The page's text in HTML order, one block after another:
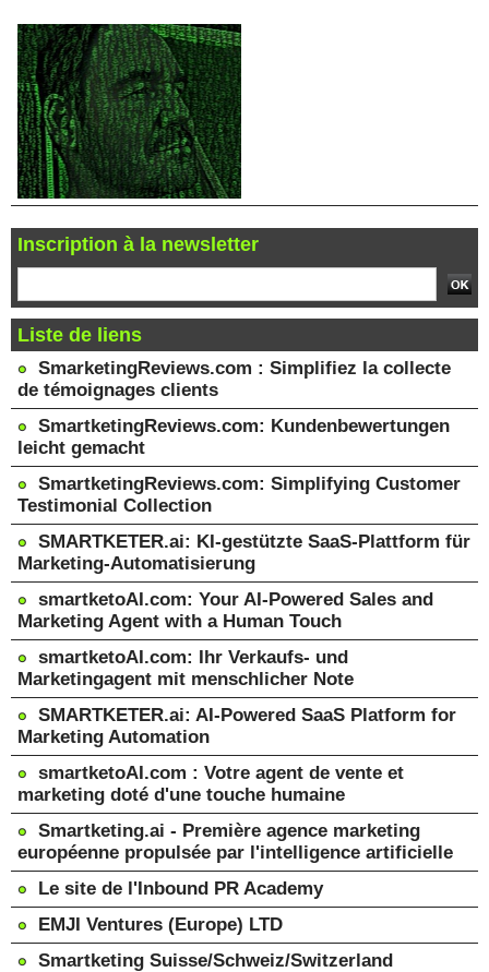
Inscription à la newsletter
Liste de liens
SmarketingReviews.com : Simplifiez la collecte
de témoignages clients
SmartketingReviews.com: Kundenbewertungen
leicht gemacht
SmartketingReviews.com: Simplifying Customer
Testimonial Collection
SMARTKETER.ai: KI-gestützte SaaS-Plattform für
Marketing-Automatisierung
smartketoAI.com: Your AI-Powered Sales and
Marketing Agent with a Human Touch
smartketoAI.com: Ihr Verkaufs- und
Marketingagent mit menschlicher Note
SMARTKETER.ai: AI-Powered SaaS Platform for
Marketing Automation
smartketoAI.com : Votre agent de vente et
marketing doté d'une touche humaine
Smartketing.ai - Première agence marketing
européenne propulsée par l'intelligence artificielle
Le site de l'Inbound PR Academy
EMJI Ventures (Europe) LTD
Smartketing Suisse/Schweiz/Switzerland